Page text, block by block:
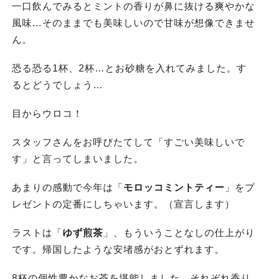
一口飲んでみるとミントの香りが鼻に抜ける爽やかな
風味…そのままでも美味しいので甘味が想像できませ
ん。
恐る恐る1杯、2杯…とお砂糖を入れてみました。す
るとどうでしょう…
目からウロコ！
スタッフさんをお呼びたてして「すごい美味しいで
す」と言ってしまいました。
あまりの感動で今年は「 モロッコミントティー 」をプ
レゼントの定番にしちゃいます。（宣言します）
ラストは「 ゆず煎茶 」、もういうことなしの仕上がり
です。帰国したような安堵感がおとずれます。